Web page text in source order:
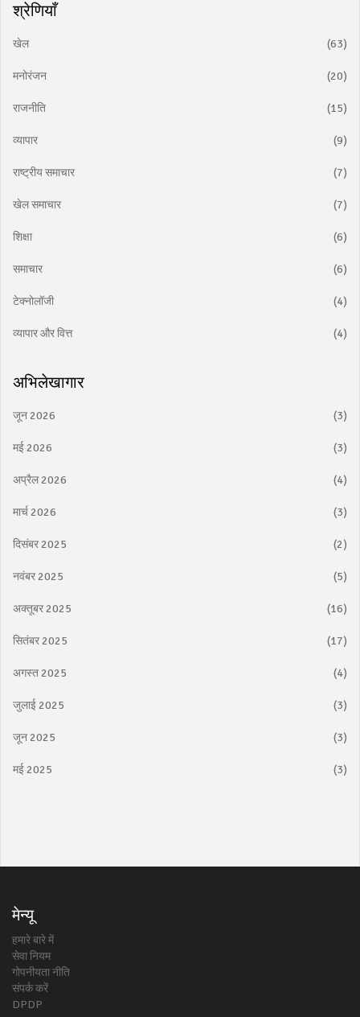
श्रेणियाँ
खेल (63)
मनोरंजन (20)
राजनीति (15)
व्यापार (9)
राष्ट्रीय समाचार (7)
खेल समाचार (7)
शिक्षा (6)
समाचार (6)
टेक्नोलॉजी (4)
व्यापार और वित्त (4)
अभिलेखागार
जून 2026 (3)
मई 2026 (3)
अप्रैल 2026 (4)
मार्च 2026 (3)
दिसंबर 2025 (2)
नवंबर 2025 (5)
अक्तूबर 2025 (16)
सितंबर 2025 (17)
अगस्त 2025 (4)
जुलाई 2025 (3)
जून 2025 (3)
मई 2025 (3)
मेन्यू
हमारे बारे में
सेवा नियम
गोपनीयता नीति
संपर्क करें
DPDP